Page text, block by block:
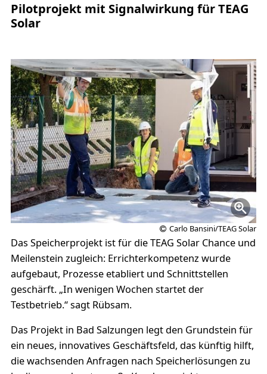
Pilotprojekt mit Signalwirkung für TEAG
Solar
Carlo Bansini/TEAG Solar
Das Speicherprojekt ist für die TEAG Solar Chance und
Meilenstein zugleich: Errichterkompetenz wurde
aufgebaut, Prozesse etabliert und Schnittstellen
geschärft. „In wenigen Wochen startet der
Testbetrieb.“ sagt Rübsam.
Das Projekt in Bad Salzungen legt den Grundstein für
ein neues, innovatives Geschäftsfeld, das künftig hilft,
die wachsenden Anfragen nach Speicherlösungen zu